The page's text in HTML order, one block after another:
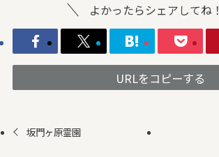
よかったらシェアしてね！
URLをコピーする
坂門ヶ原霊園